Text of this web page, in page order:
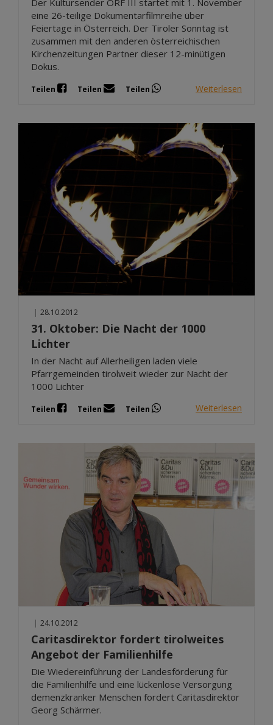
Der Kultursender ORF III startet mit 1. November
eine 26-teilige Dokumentarfilmreihe über
Feiertage in Österreich. Der Tiroler Sonntag ist
zusammen mit den anderen österreichischen
Kirchenzeitungen Partner dieser 12-minütigen
Dokus.
Teilen Teilen Teilen Weiterlesen
| 28.10.2012
31. Oktober: Die Nacht der 1000
Lichter
In der Nacht auf Allerheiligen laden viele
Pfarrgemeinden tirolweit wieder zur Nacht der
1000 Lichter
Teilen Teilen Teilen Weiterlesen
| 24.10.2012
Caritasdirektor fordert tirolweites
Angebot der Familienhilfe
Die Wiedereinführung der Landesförderung für
die Familienhilfe und eine lückenlose Versorgung
demenzkranker Menschen fordert Caritasdirektor
Georg Schärmer.